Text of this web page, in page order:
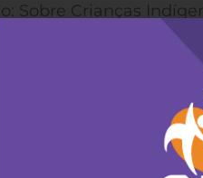
Sobre Crianças
Cledes
Noeli Teresinha
Material da
Português
28
Oikos